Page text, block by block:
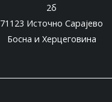
2б
71123 Источно Сарајево
Босна и Херцеговина